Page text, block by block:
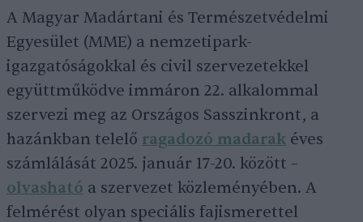
A Magyar Madártani és Természetvédelmi
Egyesület (MME) a nemzetipark-
igazgatóságokkal és civil szervezetekkel
együttműködve immáron 22. alkalommal
szervezi meg az Országos Sasszinkront, a
hazánkban telelő ragadozó madarak éves
számlálását 2025. január 17-20. között –
olvasható a szervezet közleményében. A
felmérést olyan speciális fajismerettel